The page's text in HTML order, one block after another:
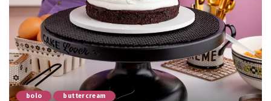
bolo buttercream